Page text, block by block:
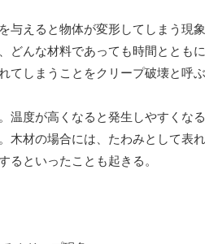
与えると物体が変形してしまう現
どんな材料であっても時間ととも
しまうことをクリープ破壊と呼ぶ
。温度が高くなると発生しやすくな
木材の場合には、たわみとして表
るといったことも起きる。